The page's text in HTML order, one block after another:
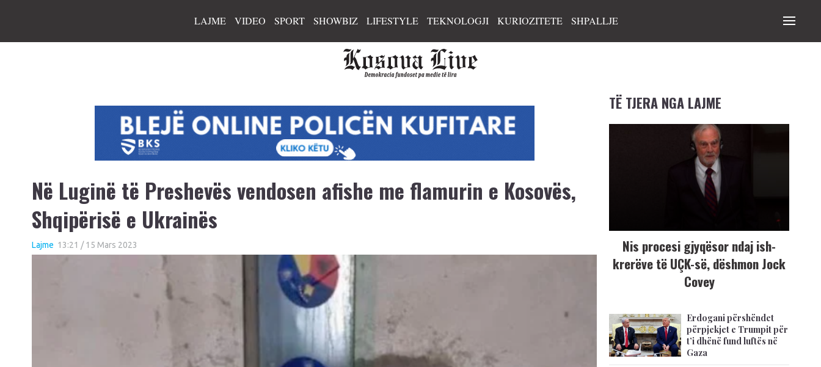
LAJME VIDEO SPORT SHOWBIZ LIFESTYLE TEKNOLOGJI KURIOZITETE SHPALLJE
Në Luginë të Preshevës vendosen afishe me flamurin e Kosovës,
Shqipërisë e Ukrainës
Lajme 13:21 / 15 Mars 2023
TË TJERA NGA LAJME
Nis procesi gjyqësor ndaj ish-
krerëve të UÇK-së, dëshmon Jock
Covey
Erdogani përshëndet
përpjekjet e Trumpit për
t’i dhënë fund luftës në
Gaza